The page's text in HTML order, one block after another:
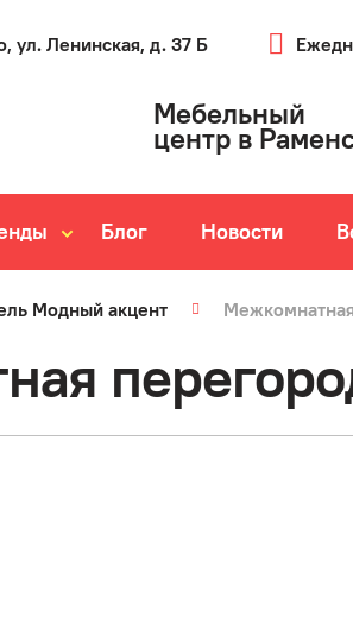
ул. Ленинская, д. 37 Б
Мебельный
центр в
Блог Новости
Модный акцент